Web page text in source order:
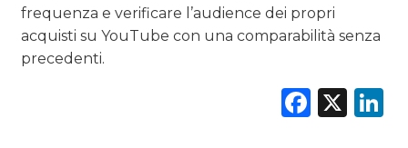
frequenza e verificare l’audience dei propri
acquisti su YouTube con una comparabilità senza
precedenti.
X